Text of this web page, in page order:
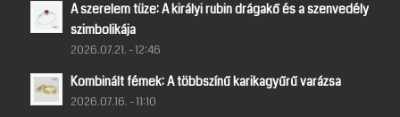
A szerelem tüze: A királyi rubin drágakő és a szenvedély
szimbolikája
2026.07.21. - 12:46
Kombinált fémek: A többszínű karikagyűrű varázsa
2026.07.16. - 11:10